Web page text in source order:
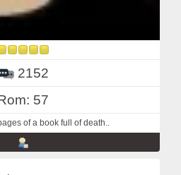
2152
57
of a book full of death..